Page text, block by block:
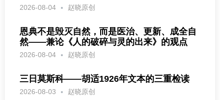
2026-08-04 赵晓原创
恩典不是毁灭自然，而是医治、更新、成全自
然——兼论《人的破碎与灵的出来》的观点
2026-08-04 赵晓原创
三日莫斯科——胡适1926年文本的三重检读
2026-08-03 赵晓原创